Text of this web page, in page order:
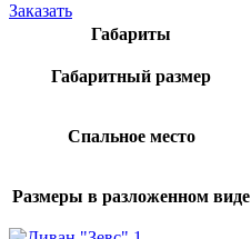
Заказать
Габариты
Габаритный размер
Спальное место
Размеры в разложенном виде